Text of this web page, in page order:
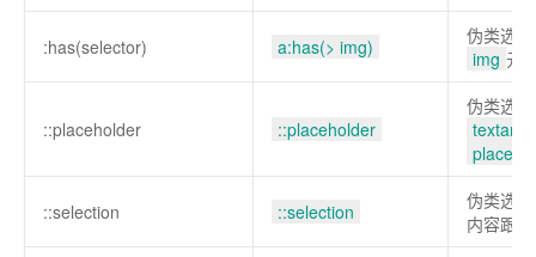
:has(selector) a:has(> img)
伪类选
img 元
::placeholder ::placeholder
伪类选
textarea
::selection ::selection
伪类选
内容跟